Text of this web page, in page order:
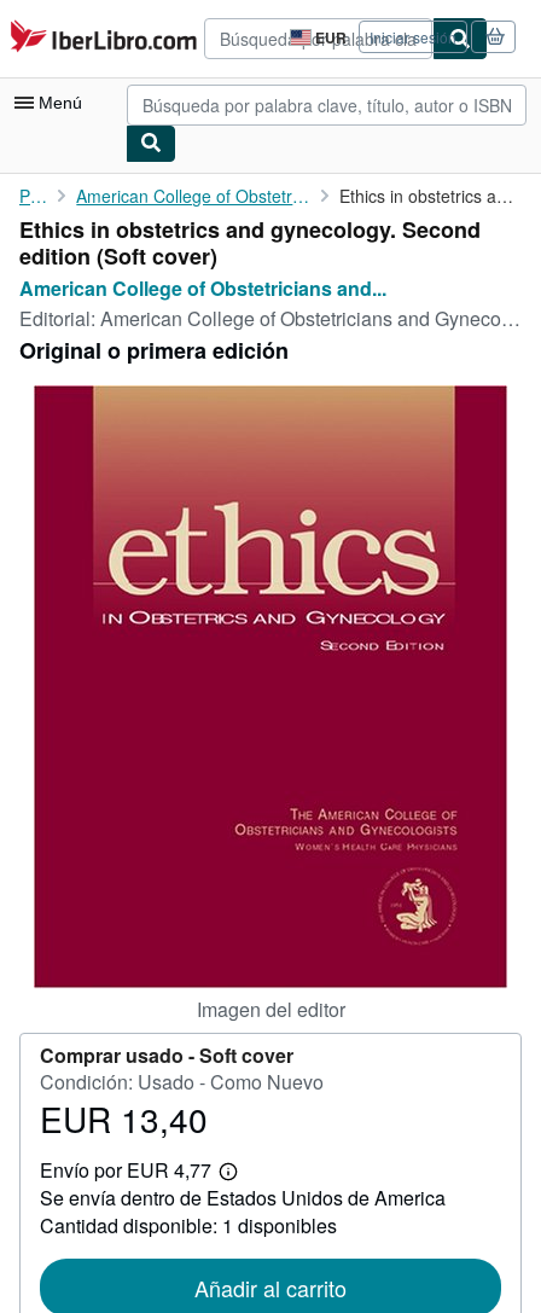
Pasar al contenido principal
IberLibro.com EUR
Preferencias
de
compra
del
Iniciar sesión
Menú
Mi cuenta
Consultar mis pedidos
Búsqueda avanzada
Colecciones
Libros antiguos
CERRAR
Portada American College of Obstetricians and Gynecologists. Women's... Ethics in obstetrics and gynecology. Second edition
Ethics in obstetrics and gynecology. Second
edition (Soft cover)
American College of Obstetricians and...
Editorial: American College of Obstetricians and Gynecologists. Women's Health Care Physicians, Washington DC, 2004
Original o primera edición
Imagen del editor
Comprar usado -Soft cover
Condición: Usado - Como Nuevo
Precio
13,40
EUR 13,40
Envío por EUR 4,77
Más
información
sobre
las
envío
Se envía dentro de Estados Unidos de America
Cantidad disponible: 1 disponibles
Añadir al carrito